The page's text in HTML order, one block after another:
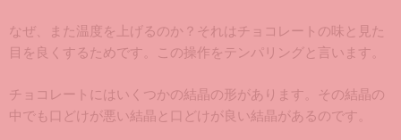
なぜ、また温度を上げるのか？それはチョコレートの味と見た
目を良くするためです。この操作をテンパリングと言います。
チョコレートにはいくつかの結晶の形があります。その結晶の
中でも口どけが悪い結晶と口どけが良い結晶があるのです。